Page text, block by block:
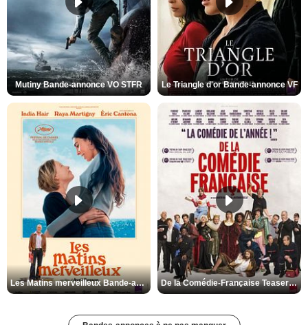
Mutiny Bande-annonce VO STFR Le Triangle d'or Bande-annonce VF
Les Matins merveilleux Bande-annonce VF De la Comédie-Française Teaser VF